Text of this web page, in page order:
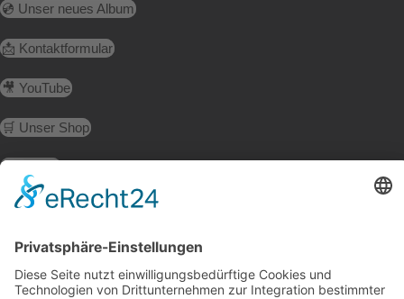
💿 Unser neues Album
📩 Kontaktformular
🎥 YouTube
🛒 Unser Shop
🟢 Spotify
🎧 PLAYLIST: Songs für eure Trauung
Datenschutzerklärung
Auf unsere Mail-Liste eintragen: